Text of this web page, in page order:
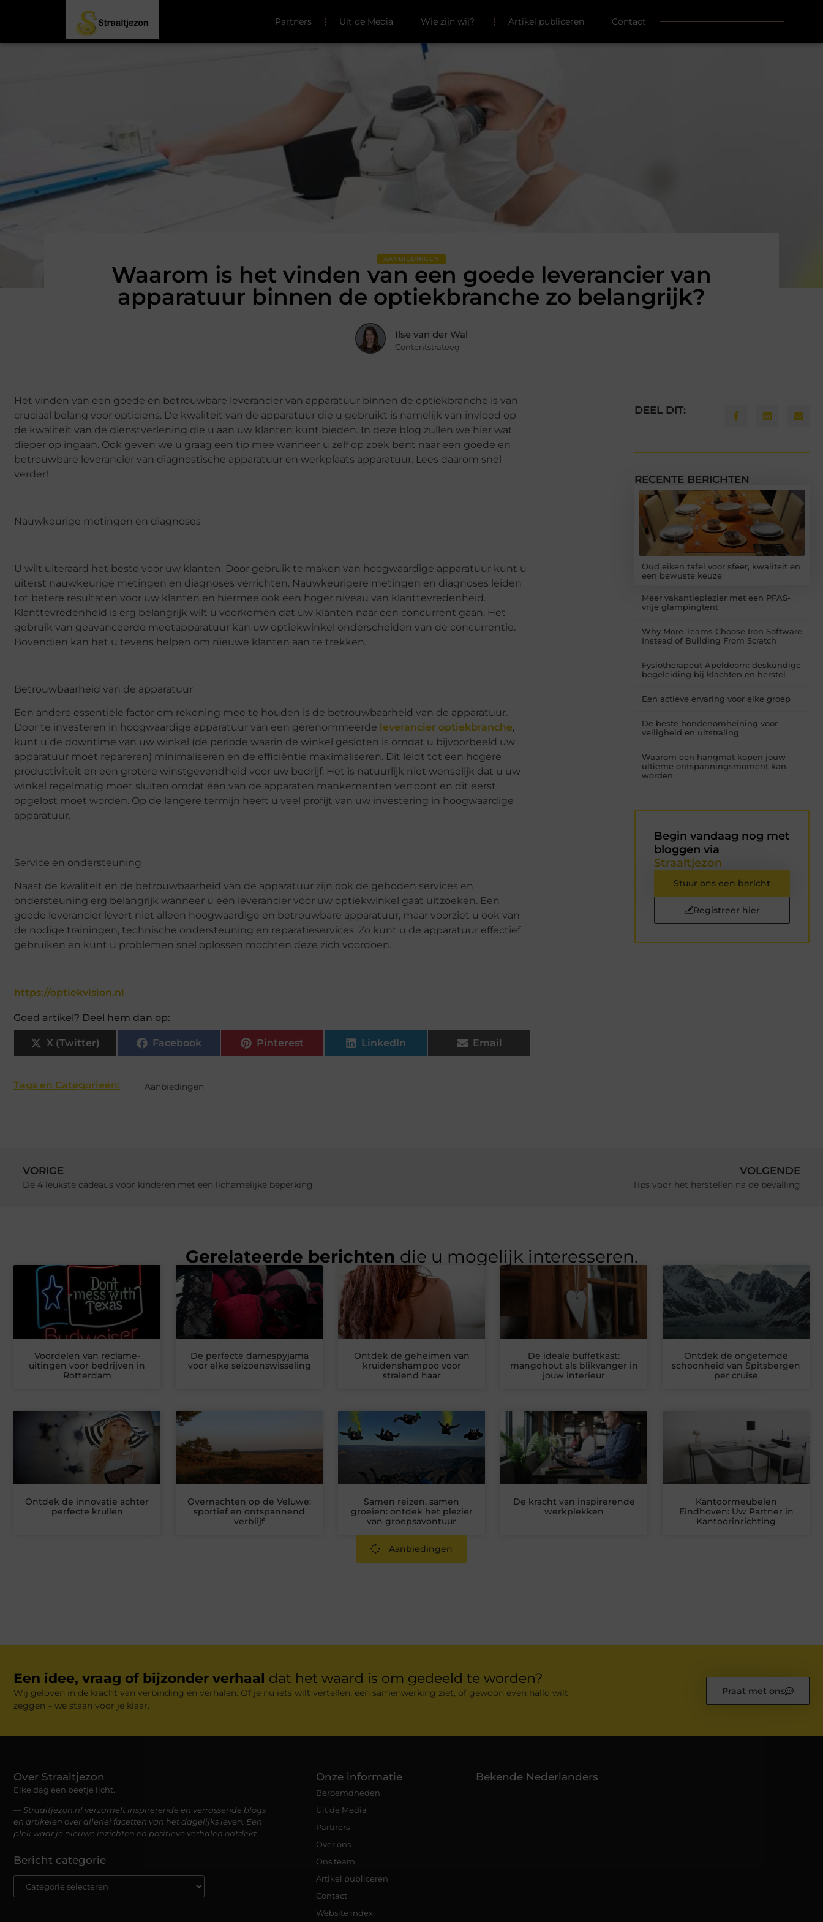
Partners Uit de Media Wie zijn wij? Artikel publiceren Contact
AANBIEDINGEN
Waarom is het vinden van een goede leverancier van
apparatuur binnen de optiekbranche zo belangrijk?
Ilse van der Wal
Contentstrateeg
Het vinden van een goede en betrouwbare leverancier van apparatuur binnen de optiekbranche is van
cruciaal belang voor opticiens. De kwaliteit van de apparatuur die u gebruikt is namelijk van invloed op
de kwaliteit van de dienstverlening die u aan uw klanten kunt bieden. In deze blog zullen we hier wat
dieper op ingaan. Ook geven we u graag een tip mee wanneer u zelf op zoek bent naar een goede en
betrouwbare leverancier van diagnostische apparatuur en werkplaats apparatuur. Lees daarom snel
verder!
Nauwkeurige metingen en diagnoses
U wilt uiteraard het beste voor uw klanten. Door gebruik te maken van hoogwaardige apparatuur kunt u
uiterst nauwkeurige metingen en diagnoses verrichten. Nauwkeurigere metingen en diagnoses leiden
tot betere resultaten voor uw klanten en hiermee ook een hoger niveau van klanttevredenheid.
Klanttevredenheid is erg belangrijk wilt u voorkomen dat uw klanten naar een concurrent gaan. Het
gebruik van geavanceerde meetapparatuur kan uw optiekwinkel onderscheiden van de concurrentie.
Bovendien kan het u tevens helpen om nieuwe klanten aan te trekken.
Betrouwbaarheid van de apparatuur
Een andere essentiële factor om rekening mee te houden is de betrouwbaarheid van de apparatuur.
Door te investeren in hoogwaardige apparatuur van een gerenommeerde leverancier optiekbranche,
kunt u de downtime van uw winkel (de periode waarin de winkel gesloten is omdat u bijvoorbeeld uw
apparatuur moet repareren) minimaliseren en de efficiëntie maximaliseren. Dit leidt tot een hogere
productiviteit en een grotere winstgevendheid voor uw bedrijf. Het is natuurlijk niet wenselijk dat u uw
winkel regelmatig moet sluiten omdat één van de apparaten mankementen vertoont en dit eerst
opgelost moet worden. Op de langere termijn heeft u veel profijt van uw investering in hoogwaardige
apparatuur.
Service en ondersteuning
Naast de kwaliteit en de betrouwbaarheid van de apparatuur zijn ook de geboden services en
ondersteuning erg belangrijk wanneer u een leverancier voor uw optiekwinkel gaat uitzoeken. Een
goede leverancier levert niet alleen hoogwaardige en betrouwbare apparatuur, maar voorziet u ook van
de nodige trainingen, technische ondersteuning en reparatieservices. Zo kunt u de apparatuur effectief
gebruiken en kunt u problemen snel oplossen mochten deze zich voordoen.
https://optiekvision.nl
Goed artikel? Deel hem dan op:
X (Twitter) Facebook Pinterest LinkedIn Email
Tags en Categorieën: Aanbiedingen
DEEL DIT:
RECENTE BERICHTEN
Oud eiken tafel voor sfeer, kwaliteit en
een bewuste keuze
Meer vakantieplezier met een PFAS-
vrije glampingtent
Why More Teams Choose Iron Software
Instead of Building From Scratch
Fysiotherapeut Apeldoorn: deskundige
begeleiding bij klachten en herstel
Een actieve ervaring voor elke groep
De beste hondenomheining voor
veiligheid en uitstraling
Waarom een hangmat kopen jouw
ultieme ontspanningsmoment kan
worden
Begin vandaag nog met
bloggen via
Straaltjezon
Stuur ons een bericht
Registreer hier
VORIGE
De 4 leukste cadeaus voor kinderen met een lichamelijke beperking
VOLGENDE
Tips voor het herstellen na de bevalling
Gerelateerde berichten die u mogelijk interesseren.
Voordelen van reclame-
uitingen voor bedrijven in
Rotterdam
De perfecte damespyjama
voor elke seizoenswisseling
Ontdek de geheimen van
kruidenshampoo voor
stralend haar
De ideale buffetkast:
mangohout als blikvanger in
jouw interieur
Ontdek de ongetemde
schoonheid van Spitsbergen
per cruise
Ontdek de innovatie achter
perfecte krullen
Overnachten op de Veluwe:
sportief en ontspannend
verblijf
Samen reizen, samen
groeien: ontdek het plezier
van groepsavontuur
De kracht van inspirerende
werkplekken
Kantoormeubelen
Eindhoven: Uw Partner in
Kantoorinrichting
Aanbiedingen
Een idee, vraag of bijzonder verhaal dat het waard is om gedeeld te worden?
Wij geloven in de kracht van verbinding en verhalen. Of je nu iets wilt vertellen, een samenwerking ziet, of gewoon even hallo wilt
zeggen – we staan voor je klaar.
Praat met ons
Over Straaltjezon
Elke dag een beetje licht.
— Straaltjezon.nl verzamelt inspirerende en verrassende blogs
en artikelen over allerlei facetten van het dagelijks leven. Een
plek waar je nieuwe inzichten en positieve verhalen ontdekt.
Bericht categorie
Onze informatie
Beroemdheden
Uit de Media
Partners
Over ons
Ons team
Artikel publiceren
Contact
Website index
Bekende Nederlanders